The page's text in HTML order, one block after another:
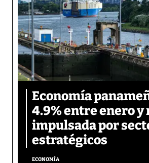
Economía
4.9% entre enero y
impulsada por
estratégicos
ECONOMÍA